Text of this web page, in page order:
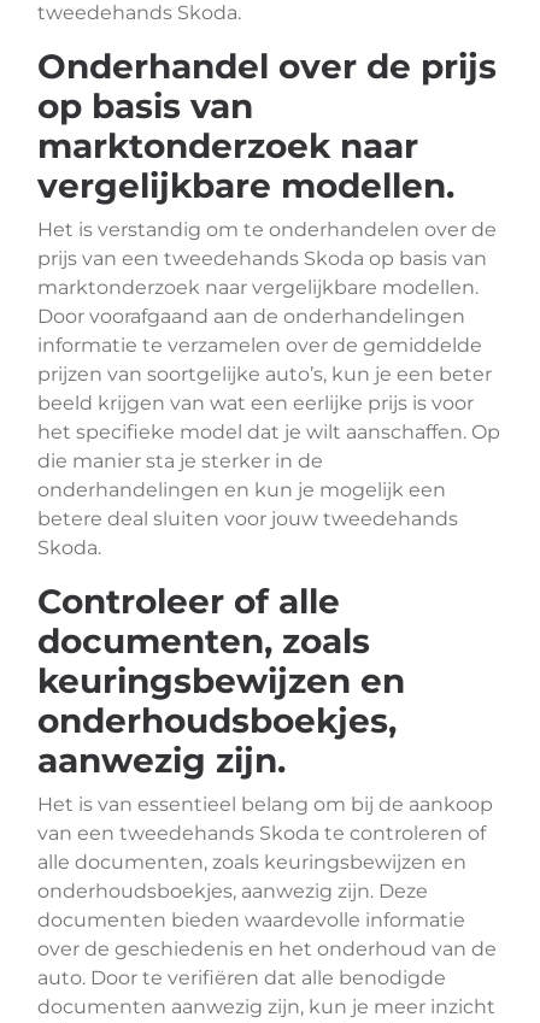
tweedehands Skoda.
Onderhandel over de prijs
op basis van
marktonderzoek naar
vergelijkbare modellen.
Het is verstandig om te onderhandelen over de
prijs van een tweedehands Skoda op basis van
marktonderzoek naar vergelijkbare modellen.
Door voorafgaand aan de onderhandelingen
informatie te verzamelen over de gemiddelde
prijzen van soortgelijke auto’s, kun je een beter
beeld krijgen van wat een eerlijke prijs is voor
het specifieke model dat je wilt aanschaffen. Op
die manier sta je sterker in de
onderhandelingen en kun je mogelijk een
betere deal sluiten voor jouw tweedehands
Skoda.
Controleer of alle
documenten, zoals
keuringsbewijzen en
onderhoudsboekjes,
aanwezig zijn.
Het is van essentieel belang om bij de aankoop
van een tweedehands Skoda te controleren of
alle documenten, zoals keuringsbewijzen en
onderhoudsboekjes, aanwezig zijn. Deze
documenten bieden waardevolle informatie
over de geschiedenis en het onderhoud van de
auto. Door te verifiëren dat alle benodigde
documenten aanwezig zijn, kun je meer inzicht